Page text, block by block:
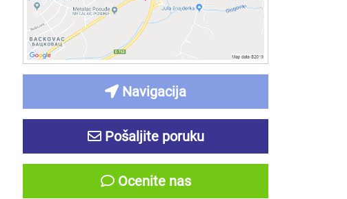
Navigacija
Pošaljite poruku
Ocenite nas